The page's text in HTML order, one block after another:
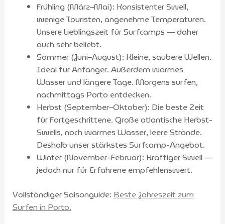
Frühling (März–Mai): Konsistenter Swell,
wenige Touristen, angenehme Temperaturen.
Unsere Lieblingszeit für Surfcamps — daher
auch sehr beliebt.
Sommer (Juni–August): Kleine, saubere Wellen.
Ideal für Anfänger. Außerdem warmes
Wasser und längere Tage. Morgens surfen,
nachmittags Porto entdecken.
Herbst (September–Oktober): Die beste Zeit
für Fortgeschrittene. Große atlantische Herbst-
Swells, noch warmes Wasser, leere Strände.
Deshalb unser stärkstes Surfcamp-Angebot.
Winter (November–Februar): Kräftiger Swell —
jedoch nur für Erfahrene empfehlenswert.
Vollständiger Saisonguide:Beste Jahreszeit zum
Surfen in Porto.